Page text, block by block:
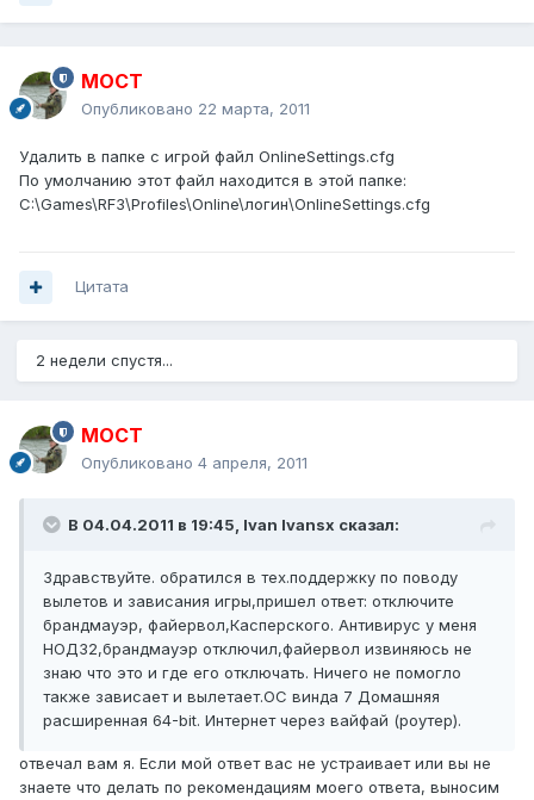
MOCT
Опубликовано 22 марта, 2011
Удалить в папке с игрой файл OnlineSettings.cfg
По умолчанию этот файл находится в этой папке:
C:\Games\RF3\Profiles\Online\логин\OnlineSettings.cfg
Цитата
2 недели спустя...
MOCT
Опубликовано 4 апреля, 2011
В 04.04.2011 в 19:45, Ivan Ivansx сказал:
Здравствуйте. обратился в тех.поддержку по поводу
вылетов и зависания игры,пришел ответ: отключите
брандмауэр, файервол,Касперского. Антивирус у меня
НОД32,брандмауэр отключил,файервол извиняюсь не
знаю что это и где его отключать. Ничего не помогло
также зависает и вылетает.ОС винда 7 Домашняя
расширенная 64-bit. Интернет через вайфай (роутер).
отвечал вам я. Если мой ответ вас не устраивает или вы не
знаете что делать по рекомендациям моего ответа, выносим